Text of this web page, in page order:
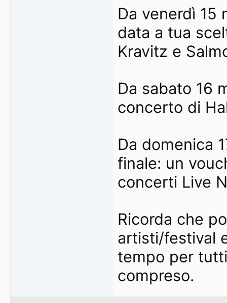
Da venerdì 15
data a tua
Kravitz e
Da sabato 16
concerto di
Da domenica
finale: un
concerti Live
Ricorda che
artisti/festival
tempo per
compreso.